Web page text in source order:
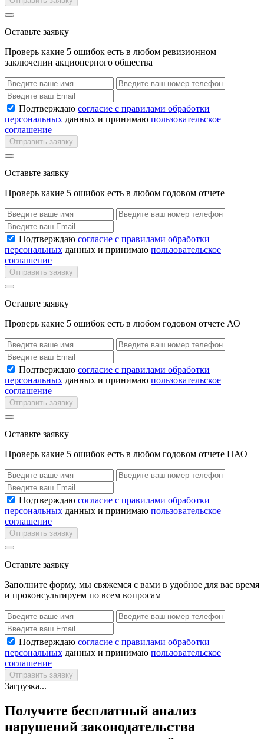
Оставьте заявку
Проверь какие 5 ошибок есть в любом ревизионном
заключении акционерного общества
Подтверждаю согласие с правилами обработки
персональных данных и принимаю пользовательское
соглашение
Отправить заявку
Оставьте заявку
Проверь какие 5 ошибок есть в любом годовом отчете
Подтверждаю согласие с правилами обработки
персональных данных и принимаю пользовательское
соглашение
Отправить заявку
Оставьте заявку
Проверь какие 5 ошибок есть в любом годовом отчете АО
Подтверждаю согласие с правилами обработки
персональных данных и принимаю пользовательское
соглашение
Отправить заявку
Оставьте заявку
Проверь какие 5 ошибок есть в любом годовом отчете ПАО
Подтверждаю согласие с правилами обработки
персональных данных и принимаю пользовательское
соглашение
Отправить заявку
Оставьте заявку
Заполните форму, мы свяжемся с вами в удобное для вас время
и проконсультируем по всем вопросам
Подтверждаю согласие с правилами обработки
персональных данных и принимаю пользовательское
соглашение
Отправить заявку
Загрузка...
Получите бесплатный анализ
нарушений законодательства